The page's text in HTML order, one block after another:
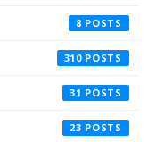
8
310
31
23